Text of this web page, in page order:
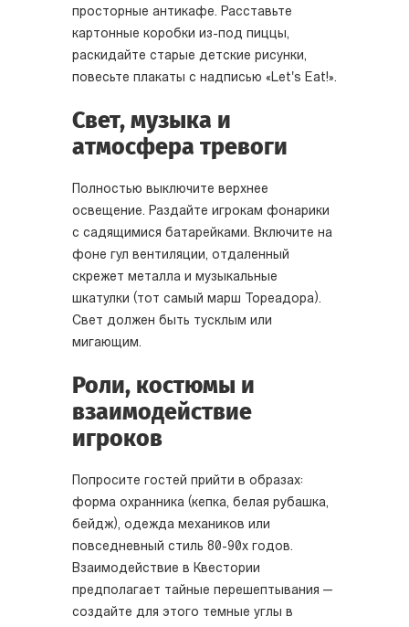
просторные антикафе. Расставьте
картонные коробки из-под пиццы,
раскидайте старые детские рисунки,
повесьте плакаты с надписью «Let's Eat!».
Свет, музыка и
атмосфера тревоги
Полностью выключите верхнее
освещение. Раздайте игрокам фонарики
с садящимися батарейками. Включите на
фоне гул вентиляции, отдаленный
скрежет металла и музыкальные
шкатулки (тот самый марш Тореадора).
Свет должен быть тусклым или
мигающим.
Роли, костюмы и
взаимодействие
игроков
Попросите гостей прийти в образах:
форма охранника (кепка, белая рубашка,
бейдж), одежда механиков или
повседневный стиль 80-90х годов.
Взаимодействие в Квестории
предполагает тайные перешептывания —
создайте для этого темные углы в